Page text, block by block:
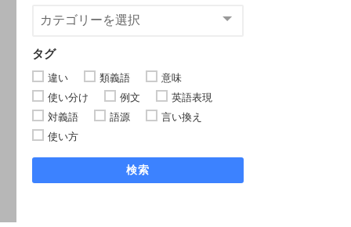
タグ
違い 類義語
意味
使い分け
例文
英語表現
対義語
語源
言い換え
使い方
検索